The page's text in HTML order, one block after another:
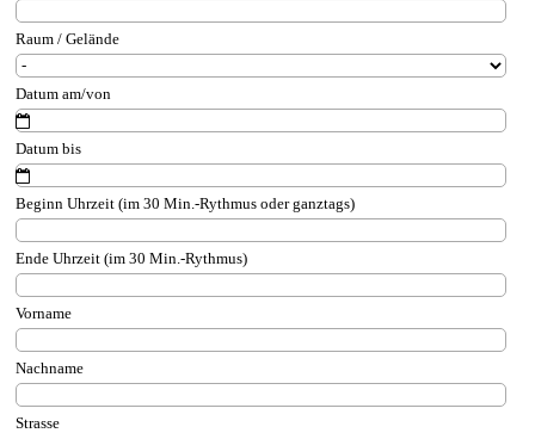
Raum / Gelände
Datum am/von
Datum bis
Beginn Uhrzeit (im 30 Min.-Rythmus oder ganztags)
Ende Uhrzeit (im 30 Min.-Rythmus)
Vorname
Nachname
Strasse